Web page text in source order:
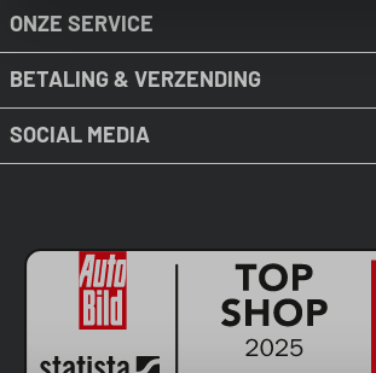
ONZE SERVICE
BETALING & VERZENDING
SOCIAL MEDIA